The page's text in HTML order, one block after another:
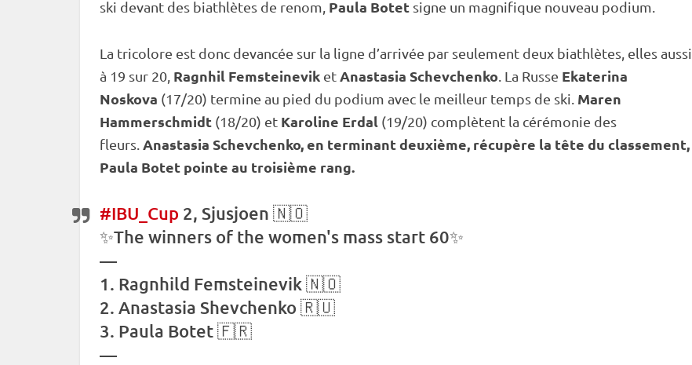
ski devant des biathlètes de renom, Paula Botet signe un magnifique nouveau podium.
La tricolore est donc devancée sur la ligne d’arrivée par seulement deux biathlètes, elles aussi
à 19 sur 20, Ragnhil Femsteinevik etAnastasia Schevchenko . La Russe Ekaterina
Noskova (17/20) termine au pied du podium avec le meilleur temps de ski. Maren
Hammerschmidt (18/20) et Karoline Erdal (19/20) complètent la cérémonie des
fleurs. Anastasia Schevchenko,en terminantdeuxième, récupère la tête du classement,
Paula Botet pointe au troisième rang.
#IBU_Cup 2, Sjusjoen 🇳🇴
✨The winners of the women's mass start 60✨
—
1. Ragnhild Femsteinevik 🇳🇴
2. Anastasia Shevchenko 🇷🇺
3. Paula Botet 🇫🇷
—